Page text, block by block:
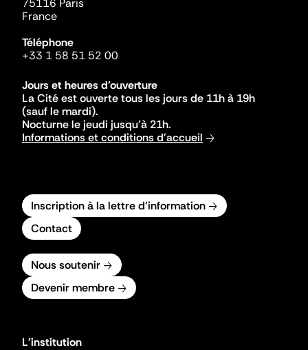
75116 Paris
France
Téléphone
+33 1 58 51 52 00
Jours et heures d'ouverture
La Cité est ouverte tous les jours de 11h à 19h
(sauf le mardi).
Nocturne le jeudi jusqu'à 21h.
Informations et conditions d'accueil
Inscription à la lettre d'information
Contact
Nous soutenir
Devenir membre
L'institution